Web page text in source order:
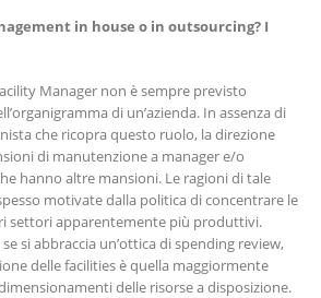
in house o in outsourcing? I
Manager non è sempre previsto
di un’azienda. In assenza di
che ricopra questo ruolo, la direzione
di manutenzione a manager e/o
hanno altre mansioni. Le ragioni di tale
motivate dalla politica di concentrare le
settori apparentemente più produttivi.
si abbraccia un’ottica di spending review,
delle facilities è quella maggiormente
delle risorse a disposizione.